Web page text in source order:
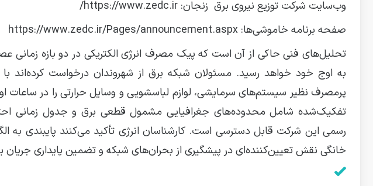
وب‌سایت شرکت توزیع نیروی برق زنجان: https://www.zedc.ir/
صفحه برنامه خاموشی‌ها: https://www.zedc.ir/Pages/announcement.aspx
به اوج خود خواهد رسید. مسئولان شبکه برق از شهروندان درخواست کرده‌اند
پرمصرف نظیر سیستم‌های سرمایشی، لوازم لباسشویی و وسایل حرارتی را در
تفکیک‌شده شامل محدوده‌های جغرافیایی مشمول قطعی برق و جدول زمانی
رسمی این شرکت قابل دسترسی است. کارشناسان انرژی تأکید می‌کنند پایبندی
خانگی نقش تعیین‌کننده‌ای در پیشگیری از بحران‌های شبکه و تضمین پایداری